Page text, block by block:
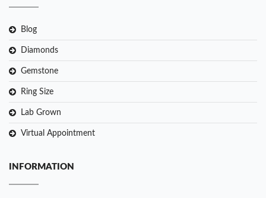
Blog
Diamonds
Gemstone
Ring Size
Lab Grown
Virtual Appointment
INFORMATION